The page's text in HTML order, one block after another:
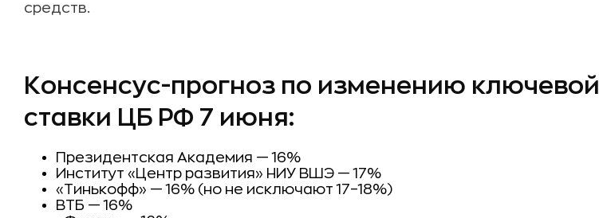
средств.
Консенсус-прогноз по изменению ключевой
ставки ЦБ РФ 7 июня:
Президентская Академия — 16%
Институт «Центр развития» НИУ ВШЭ — 17%
«Тинькофф» — 16% (но не исключают 17–18%)
ВТБ — 16%